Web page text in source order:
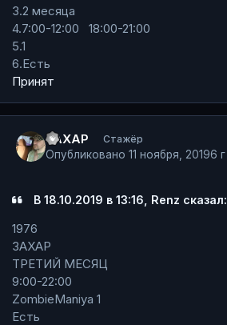
3.2 месяца
4.7:00-12:00 18:00-21:00
5.1
6.Есть
Принят
ЗАХАР Стажёр
Опубликовано 11 ноября, 20196 г
В 18.10.2019 в 13:16, Renz сказал:
1976
ЗАХАР
ТРЕТИЙ МЕСЯЦ
9:00-22:00
ZombieManiya 1
Есть